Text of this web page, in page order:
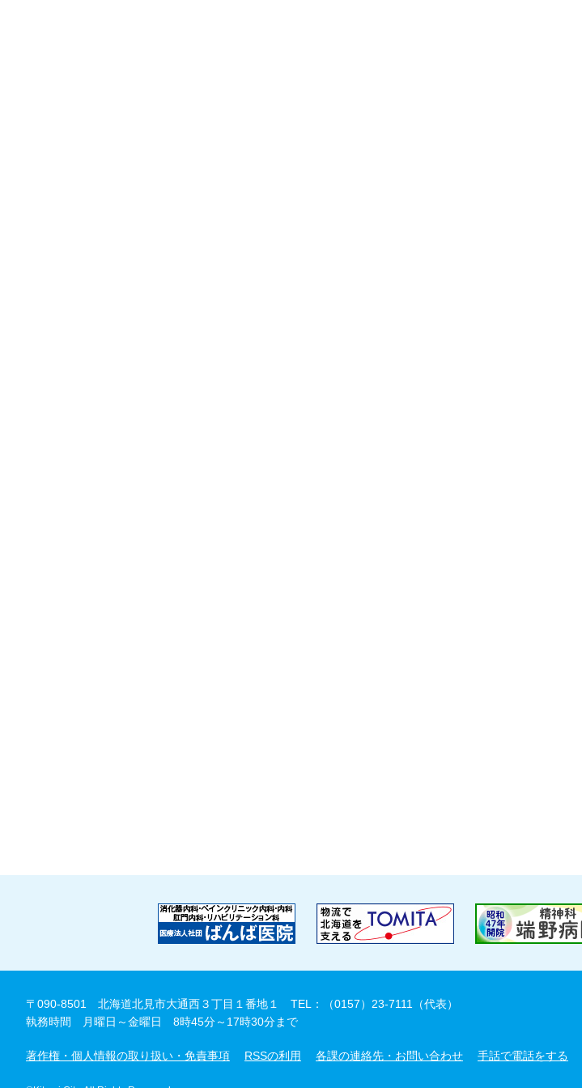
〒090-8501 北海道北見市大通西３丁目１番地１
TEL：（0157）23-7111（代表）
執務時間 月曜日～金曜日 8時45分～17時30分まで
著作権・個人情報の取り扱い・免責事項 RSSの利用 各課の連絡先・お問い合わせ 手話で電話をする